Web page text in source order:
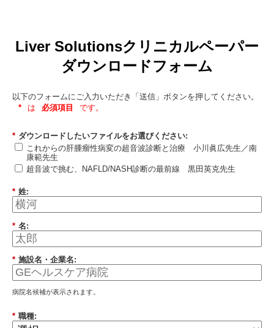
Liver Solutionsクリニカルペーパー
ダウンロードフォーム
以下のフォームにご入力いただき「送信」ボタンを押してください。
*
は 必須項目 です。
* ダウンロードしたいファイルをお選びください:
これからの肝腫瘤性病変の超音波診断と治療 小川眞広先生／南
康範先生
超音波で挑む、NAFLD/NASH診断の最前線 黒田英克先生
* 姓:
* 名:
* 施設名・企業名:
病院名候補が表示されます。
* 職種: